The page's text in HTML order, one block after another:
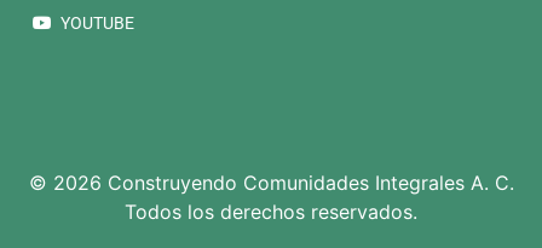
YOUTUBE
© 2026 Construyendo Comunidades Integrales A. C.
Todos los derechos reservados.